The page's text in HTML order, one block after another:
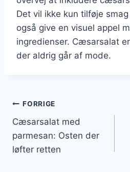
Det vil ikke kun tilføje
også give en visuel appel
ingredienser. Cæsarsalat
der aldrig går af mode.
FORRIGE
Cæsarsalat med
parmesan: Osten der
løfter retten